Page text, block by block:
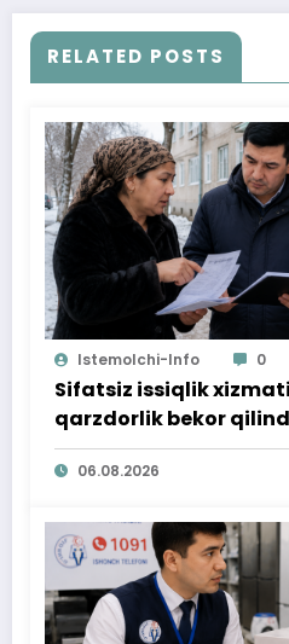
RELATED POSTS
Istemolchi-Info 0
Sifatsiz issiqlik
qarzdorlik bekor
06.08.2026